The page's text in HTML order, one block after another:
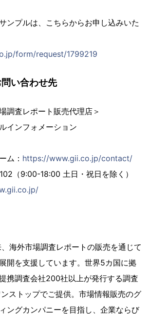
ンプルは、こちらからお申し込みいた
form/request/1799219
い合わせ先
調査レポート販売代理店＞
インフォメーション
ム： https://www.gii.co.jp/contact/
（9:00-18:00 土日・祝日を除く）
海外市場調査レポートの販売を通じて
開を支援しています。世界5カ国に拠
携調査会社200社以上が発行する調査
ストップでご提供。市場情報販売のグ
ングカンパニーを目指し、企業ならび